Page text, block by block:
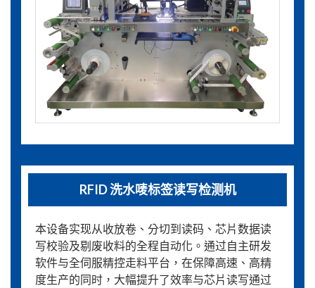
RFID 洗水唛标签读写检测机
本设备实现从收放卷、分切到读码、芯片数据读
写校验及剔废收料的全程自动化。通过自主研发
软件与全伺服精控走料平台，在保障高速、高精
度生产的同时，大幅提升了效率与芯片读写通过